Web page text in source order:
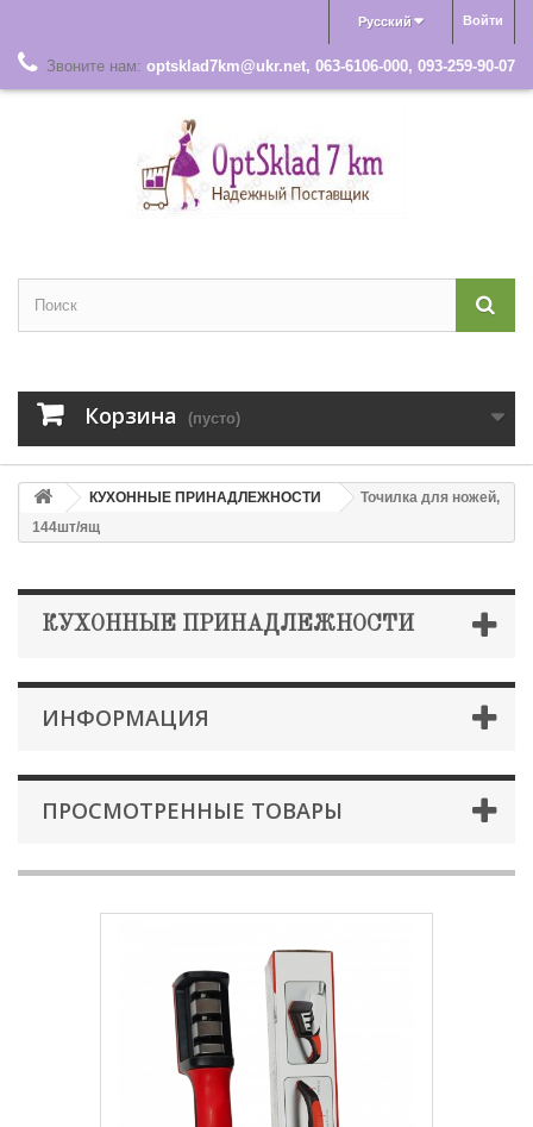
Войти
Русский
Звоните нам: optsklad7km@ukr.net, 063-6106-000, 093-259-90-07
Корзина (пусто)
КУХОННЫЕ ПРИНАДЛЕЖНОСТИ
Точилка для ножей,
144шт/ящ
КУХОННЫЕ ПРИНАДЛЕЖНОСТИ
ИНФОРМАЦИЯ
ПРОСМОТРЕННЫЕ ТОВАРЫ